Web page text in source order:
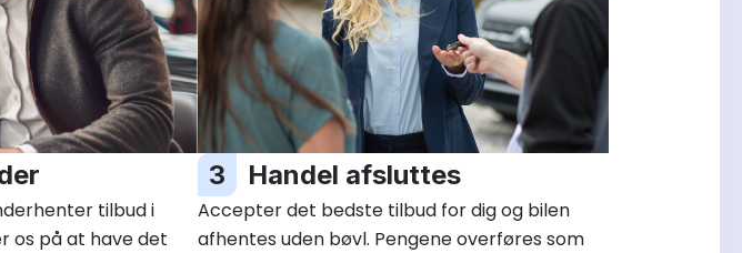
tilbud i
på at have det
3 Handel afsluttes
Accepter det bedste tilbud for dig og bilen
afhentes uden bøvl. Pengene overføres som